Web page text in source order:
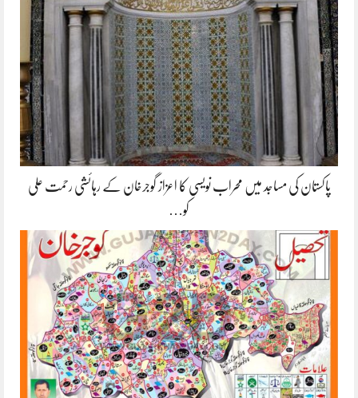
پاکستان کی مساجد میں محراب نویسی کا اعزاز گوجرخان کے رہائشی رحمت علی
کو…